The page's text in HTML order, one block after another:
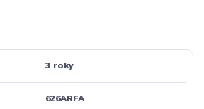
3 roky
626ARFA